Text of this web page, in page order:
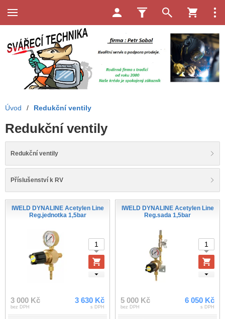
Úvod / Redukční ventily
Redukční ventily
Redukční ventily
Příslušenství k RV
IWELD DYNALINE Acetylen Line
Reg.jednotka 1,5bar
3 000 Kč
bez DPH
3 630 Kč
s DPH
IWELD DYNALINE Acetylen Line
Reg.sada 1,5bar
5 000 Kč
bez DPH
6 050 Kč
s DPH